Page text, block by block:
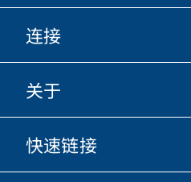
连接
抖音
快手
优酷
关于
关于我们
快速链接